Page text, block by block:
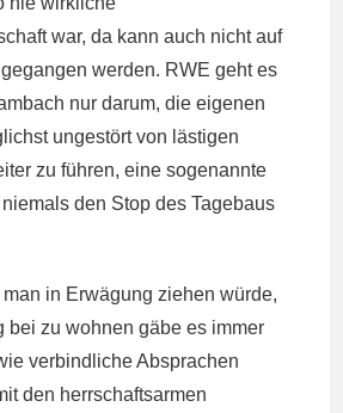
war, da kann auch nicht auf
werden. RWE geht es
nur darum, die eigenen
ungestört von lästigen
zu führen, eine sogenannte
den Stop des Tagebaus
in Erwägung ziehen würde,
bei zu wohnen gäbe es immer
verbindliche Absprachen
den herrschaftsarmen